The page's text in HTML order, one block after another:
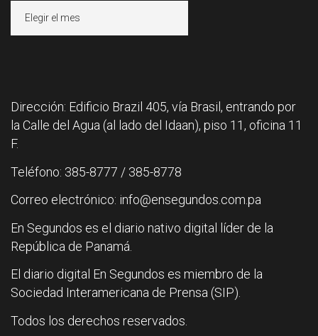
Dirección: Edificio Brazil 405, vía Brasil, entrando por
la Calle del Agua (al lado del Idaan), piso 11, oficina 11
F.
Teléfono: 385-8777 / 385-8778
Correo electrónico: info@ensegundos.com.pa
En Segundos es el diario nativo digital líder de la
República de Panamá.
El diario digital En Segundos es miembro de la
Sociedad Interamericana de Prensa (SIP).
Todos los derechos reservados.